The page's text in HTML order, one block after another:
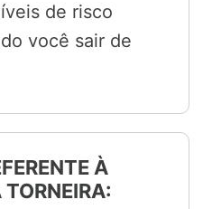
de risco
você sair de
À